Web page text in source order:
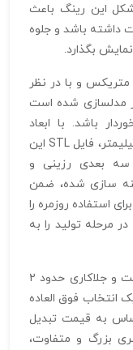
این رینگ باعث
داشته باشد و جلوه‌
بگذارد.
متریکس و با در نظر
مدلسازی شده است
باشد. با ابعاد
23*23*4 میلیمتر و ضخامت ظریف 0.5 میلیمتر، فایل STL این
سه‌ بعدی رزینی و
سازی شده، ضمن
استفاده روزمره را
مرحله تولید را به
وزن نهایی انگشتر آوا پس از مراحل پرداخت و جلاکاری حدود ۲
یک انتخاب فوق‌ العاده
به قیمت تبدیل
بزرگ و متفاوت،